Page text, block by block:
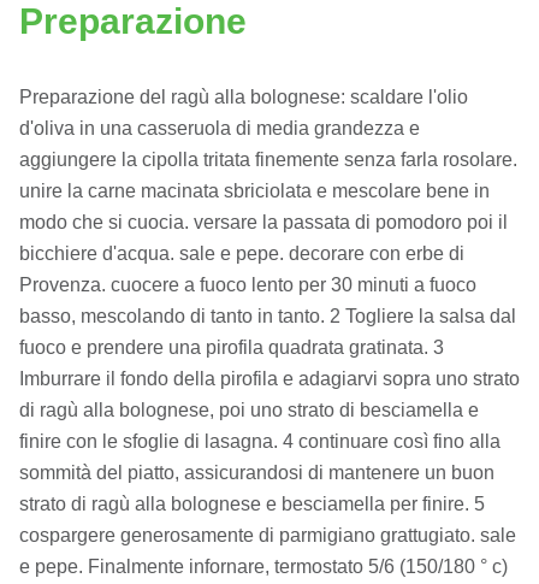
Preparazione
Preparazione del ragù alla bolognese: scaldare l'olio
d'oliva in una casseruola di media grandezza e
aggiungere la cipolla tritata finemente senza farla rosolare.
unire la carne macinata sbriciolata e mescolare bene in
modo che si cuocia. versare la passata di pomodoro poi il
bicchiere d'acqua. sale e pepe. decorare con erbe di
Provenza. cuocere a fuoco lento per 30 minuti a fuoco
basso, mescolando di tanto in tanto. 2 Togliere la salsa dal
fuoco e prendere una pirofila quadrata gratinata. 3
Imburrare il fondo della pirofila e adagiarvi sopra uno strato
di ragù alla bolognese, poi uno strato di besciamella e
finire con le sfoglie di lasagna. 4 continuare così fino alla
sommità del piatto, assicurandosi di mantenere un buon
strato di ragù alla bolognese e besciamella per finire. 5
cospargere generosamente di parmigiano grattugiato. sale
e pepe. Finalmente infornare, termostato 5/6 (150/180 ° c)